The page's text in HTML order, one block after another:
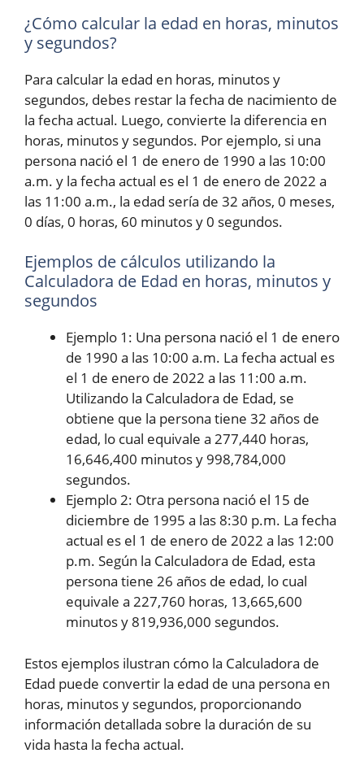
¿Cómo calcular la edad en horas, minutos
y segundos?
Para calcular la edad en horas, minutos y
segundos, debes restar la fecha de nacimiento de
la fecha actual. Luego, convierte la diferencia en
horas, minutos y segundos. Por ejemplo, si una
persona nació el 1 de enero de 1990 a las 10:00
a.m. y la fecha actual es el 1 de enero de 2022 a
las 11:00 a.m., la edad sería de 32 años, 0 meses,
0 días, 0 horas, 60 minutos y 0 segundos.
Ejemplos de cálculos utilizando la
Calculadora de Edad en horas, minutos y
segundos
Ejemplo 1: Una persona nació el 1 de enero
de 1990 a las 10:00 a.m. La fecha actual es
el 1 de enero de 2022 a las 11:00 a.m.
Utilizando la Calculadora de Edad, se
obtiene que la persona tiene 32 años de
edad, lo cual equivale a 277,440 horas,
16,646,400 minutos y 998,784,000
segundos.
Ejemplo 2: Otra persona nació el 15 de
diciembre de 1995 a las 8:30 p.m. La fecha
actual es el 1 de enero de 2022 a las 12:00
p.m. Según la Calculadora de Edad, esta
persona tiene 26 años de edad, lo cual
equivale a 227,760 horas, 13,665,600
minutos y 819,936,000 segundos.
Estos ejemplos ilustran cómo la Calculadora de
Edad puede convertir la edad de una persona en
horas, minutos y segundos, proporcionando
información detallada sobre la duración de su
vida hasta la fecha actual.